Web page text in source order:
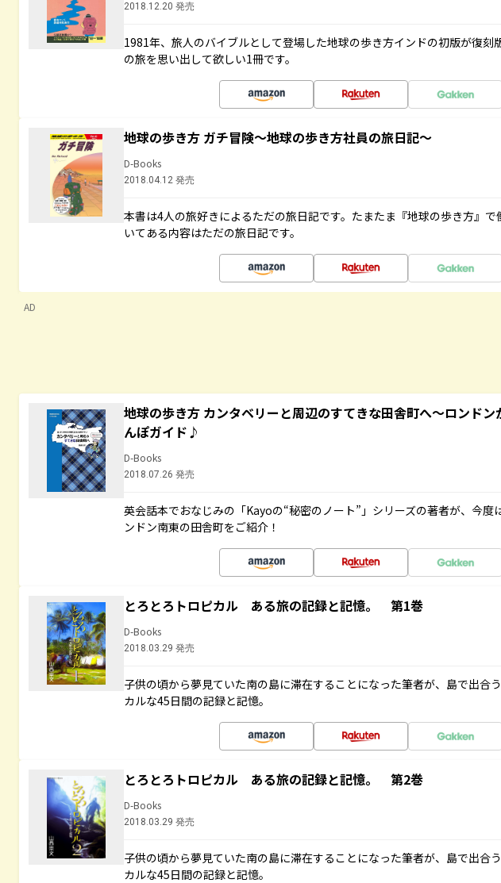
2018.12.20 発売
1981年、旅人のバイブルとして登場した地球の歩き方インドの初版が復
の旅を思い出して欲しい1冊です。
地球の歩き方 ガチ冒険～地球の歩き方社員の旅日記～
D-Books
2018.04.12 発売
本書は4人の旅好きによるただの旅日記です。たまたま『地球の歩き方』で
いてある内容はただの旅日記です。
AD
地球の歩き方 カンタベリーと周辺のすてきな田舎町へ～ロンドン
んぽガイド♪
D-Books
2018.07.26 発売
英会話本でおなじみの「Kayoの“秘密のノート”」シリーズの著者が、今度
ンドン南東の田舎町をご紹介！
とろとろトロピカル ある旅の記録と記憶。 第1巻
D-Books
2018.03.29 発売
子供の頃から夢見ていた南の島に滞在することになった筆者が、島で出合
カルな45日間の記録と記憶。
とろとろトロピカル ある旅の記録と記憶。 第2巻
D-Books
2018.03.29 発売
子供の頃から夢見ていた南の島に滞在することになった筆者が、島で出合
カルな45日間の記録と記憶。